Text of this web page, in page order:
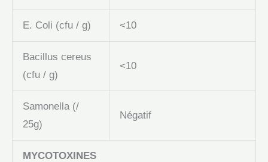
E. Coli (cfu / g) <10
Bacillus cereus
(cfu / g)
<10
Samonella (/
25g)
Négatif
MYCOTOXINES